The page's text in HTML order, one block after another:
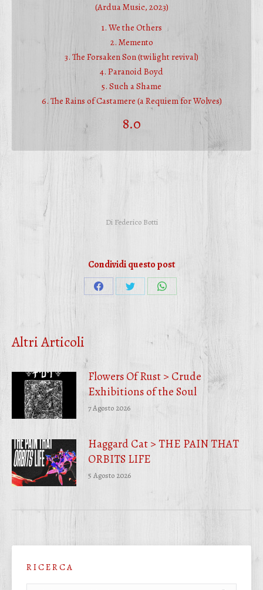
(Ardua Music, 2023)
1. We the Others
2. Memento
3. The Forsaken Son (twilight revival)
4. Paranoid Boyd
5. Such a Shame
6. The Rains of Castamere (a Requiem for Wolves)
8.0
Di Federico Botti
Condividi questo post
CondividiCondividiCondividi
WhatsApp
Altri Articoli
Flowers Of Rust > Crude
Exhibitions of the Soul
7 Agosto 2026
Haggard Cat > THE PAIN THAT
ORBITS LIFE
5 Agosto 2026
R I C E R C A